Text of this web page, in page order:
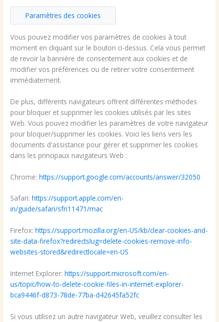
Paramètres des cookies
Vous pouvez modifier vos paramètres de cookies à tout
moment en cliquant sur le bouton ci-dessus. Cela vous permet
de revoir la bannière de consentement aux cookies et de
modifier vos préférences ou de retirer votre consentement
immédiatement.
De plus, différents navigateurs offrent différentes méthodes
pour bloquer et supprimer les cookies utilisés par les sites
Web. Vous pouvez modifier les paramètres de votre navigateur
pour bloquer/supprimer les cookies. Voici les liens vers les
documents d'assistance pour gérer et supprimer les cookies
dans les principaux navigateurs Web :
Chrome:https://support.google.com/accounts/answer/32050
Safari:https://support.apple.com/en-
in/guide/safari/sfri11471/mac
Firefox:https://support.mozilla.org/en-US/kb/clear-cookies-and-
site-data-firefox?redirectslug=delete-cookies-remove-info-
websites-stored&redirectlocale=en-US
Internet Explorer:https://support.microsoft.com/en-
us/topic/how-to-delete-cookie-files-in-internet-explorer-
bca9446f-d873-78de-77ba-d42645fa52fc
Si vous utilisez un autre navigateur Web, veuillez consulter les